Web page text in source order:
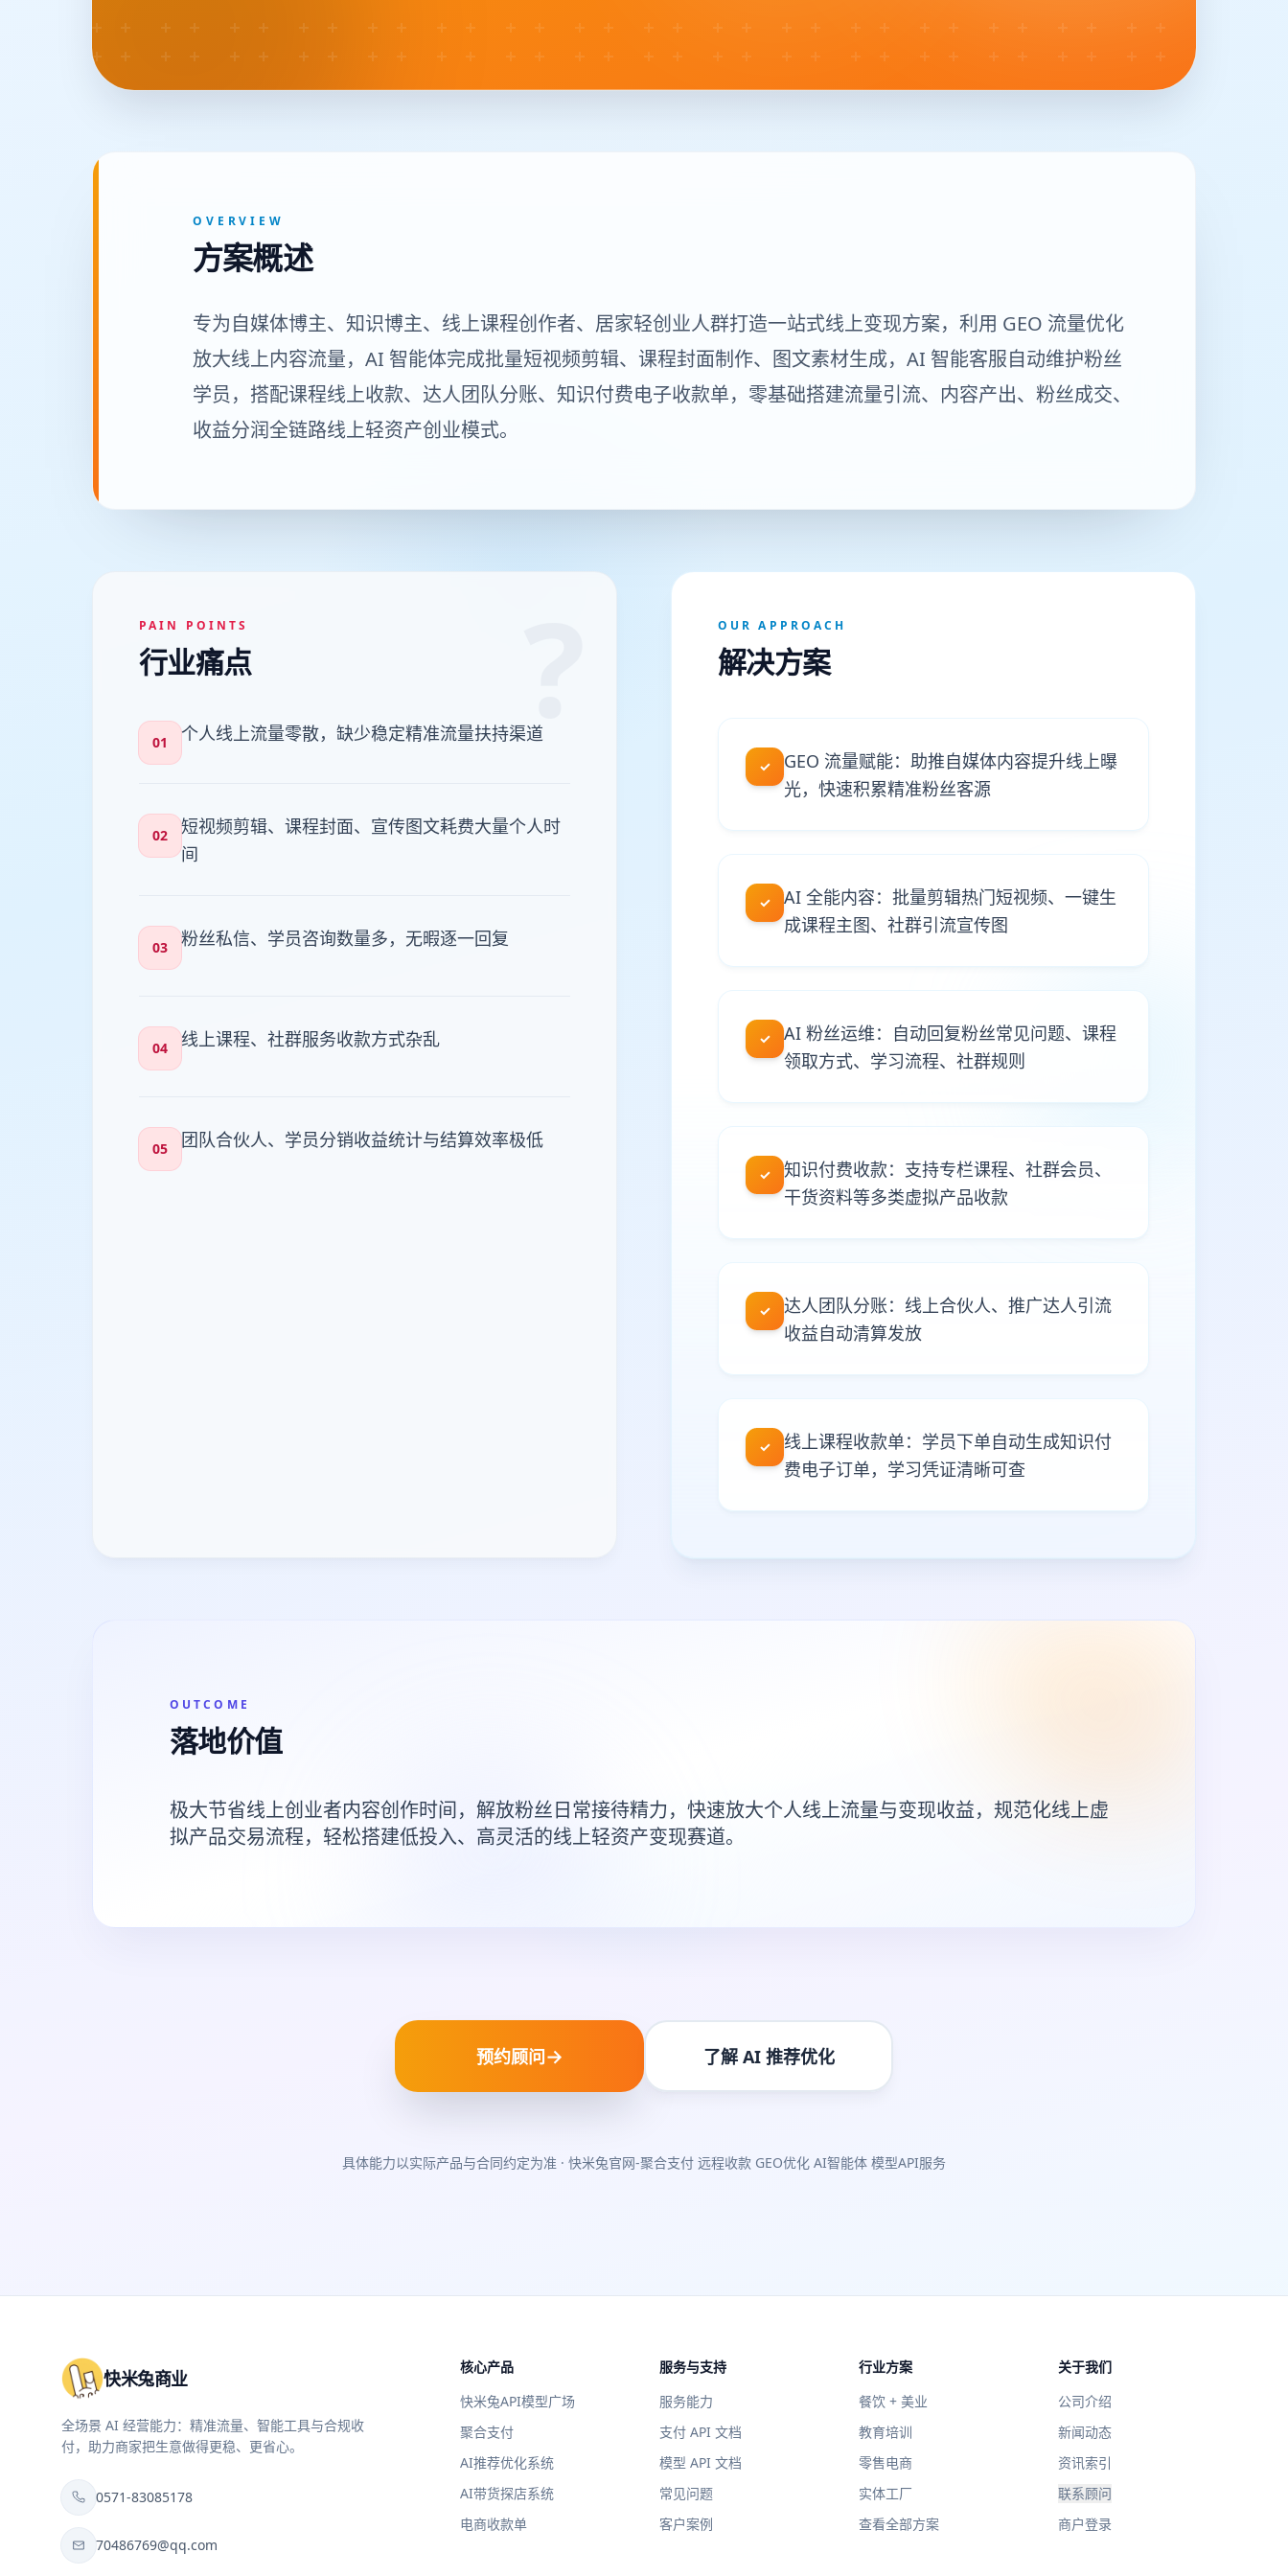
OVERVIEW
方案概述
专为自媒体博主、知识博主、线上课程创作者、居家轻创业人群打造一站式线上变现方案，利用 GEO 流量优化
放大线上内容流量，AI 智能体完成批量短视频剪辑、课程封面制作、图文素材生成，AI 智能客服自动维护粉丝
学员，搭配课程线上收款、达人团队分账、知识付费电子收款单，零基础搭建流量引流、内容产出、粉丝成交、
收益分润全链路线上轻资产创业模式。
PAIN POINTS
行业痛点
01 个人线上流量零散，缺少稳定精准流量扶持渠道
02
短视频剪辑、课程封面、宣传图文耗费大量个人时
间
03 粉丝私信、学员咨询数量多，无暇逐一回复
04 线上课程、社群服务收款方式杂乱
05 团队合伙人、学员分销收益统计与结算效率极低
OUR APPROACH
解决方案
✓
GEO 流量赋能：助推自媒体内容提升线上曝
光，快速积累精准粉丝客源
✓
AI 全能内容：批量剪辑热门短视频、一键生
成课程主图、社群引流宣传图
✓
AI 粉丝运维：自动回复粉丝常见问题、课程
领取方式、学习流程、社群规则
✓
知识付费收款：支持专栏课程、社群会员、
干货资料等多类虚拟产品收款
✓
达人团队分账：线上合伙人、推广达人引流
收益自动清算发放
✓
线上课程收款单：学员下单自动生成知识付
费电子订单，学习凭证清晰可查
OUTCOME
落地价值
极大节省线上创业者内容创作时间，解放粉丝日常接待精力，快速放大个人线上流量与变现收益，规范化线上虚
拟产品交易流程，轻松搭建低投入、高灵活的线上轻资产变现赛道。
预约顾问→ 了解 AI 推荐优化
具体能力以实际产品与合同约定为准 · 快米兔官网-聚合支付 远程收款 GEO优化 AI智能体 模型API服务
快米兔商业
全场景 AI 经营能力：精准流量、智能工具与合规收
付，助力商家把生意做得更稳、更省心。
0571-83085178
70486769@qq.com
核心产品
快米兔API模型广场
聚合支付
AI推荐优化系统
AI带货探店系统
电商收款单
服务与支持
服务能力
支付 API 文档
模型 API 文档
常见问题
客户案例
行业方案
餐饮 + 美业
教育培训
零售电商
实体工厂
查看全部方案
关于我们
公司介绍
新闻动态
资讯索引
联系顾问
商户登录